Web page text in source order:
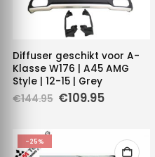
Diffuser geschikt voor A-
Klasse W176 | A45 AMG
Style | 12-15 | Grey
€144.95 Oorspronkelijke
€109.95Huidige
-25%